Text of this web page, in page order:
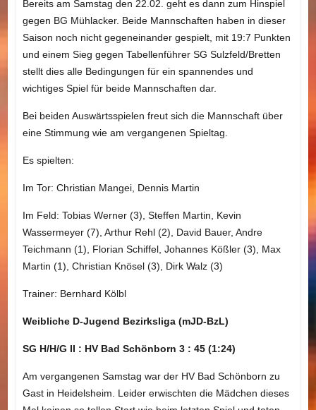
Bereits am Samstag den 22.02. geht es dann zum Hinspiel
gegen BG Mühlacker. Beide Mannschaften haben in dieser
Saison noch nicht gegeneinander gespielt, mit 19:7 Punkten
und einem Sieg gegen Tabellenführer SG Sulzfeld/Bretten
stellt dies alle Bedingungen für ein spannendes und
wichtiges Spiel für beide Mannschaften dar.
Bei beiden Auswärtsspielen freut sich die Mannschaft über
eine Stimmung wie am vergangenen Spieltag.
Es spielten:
Im Tor: Christian Mangei, Dennis Martin
Im Feld: Tobias Werner (3), Steffen Martin, Kevin
Wassermeyer (7), Arthur Rehl (2), David Bauer, Andre
Teichmann (1), Florian Schiffel, Johannes Kößler (3), Max
Martin (1), Christian Knösel (3), Dirk Walz (3)
Trainer: Bernhard Kölbl
Weibliche D-Jugend Bezirksliga (mJD-BzL)
SG H/H/G II : HV Bad Schönborn 3 : 45 (1:24)
Am vergangenen Samstag war der HV Bad Schönborn zu
Gast in Heidelsheim. Leider erwischten die Mädchen dieses